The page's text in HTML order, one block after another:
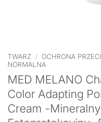
TWARZ / OCHRONA
NORMALNA
MED MELANO
Color Adapting
Cream -